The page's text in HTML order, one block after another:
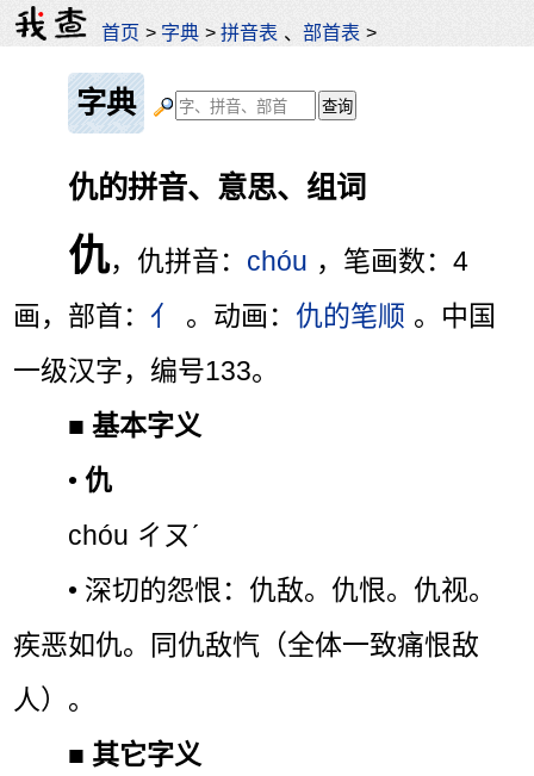
首页 > 字典 >拼音表 、部首表 >
字典
仇的拼音、意思、组词
仇，仇拼音： chóu ，笔画数：4
画，部首： 亻 。动画： 仇的笔顺 。中国
一级汉字，编号133。
■基本字义
•仇
chóu ㄔㄡˊ
• 深切的怨恨：仇敌。仇恨。仇视。
疾恶如仇。同仇敌忾（全体一致痛恨敌
人）。
■ 其它字义